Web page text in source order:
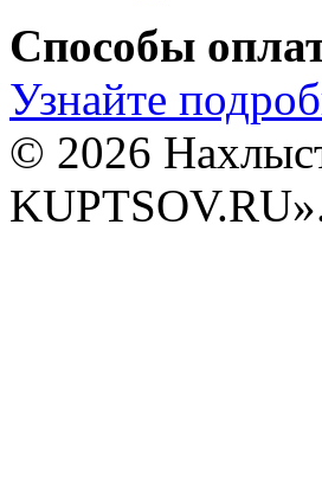
Способы
Узнайте
© 2026